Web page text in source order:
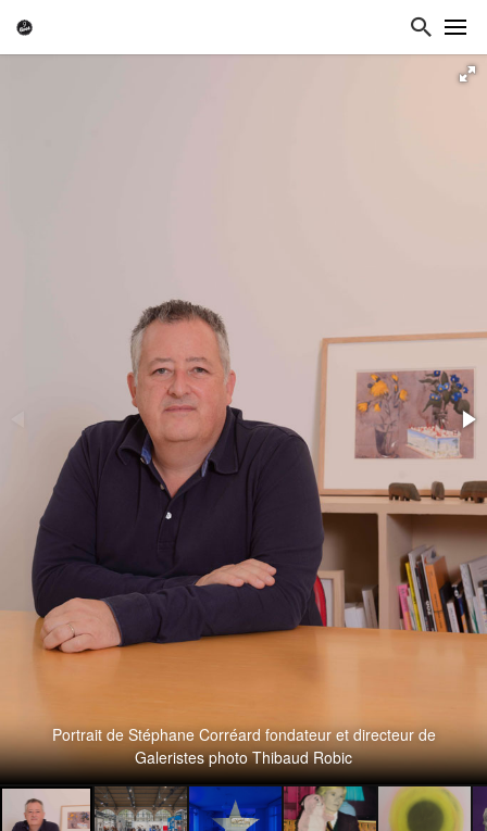
Portrait de Stéphane Corréard fondateur et directeur de
Galeristes photo Thibaud Robic